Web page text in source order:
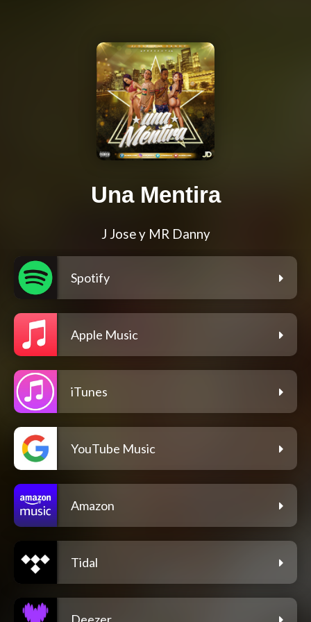
Una Mentira
J Jose y MR Danny
Spotify
Apple Music
iTunes
YouTube Music
Amazon
Tidal